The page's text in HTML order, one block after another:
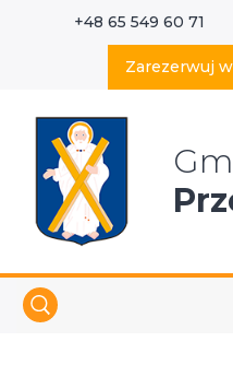
+48 65 549 60 71
Zarezerwuj
Wyszukaj w serwisie